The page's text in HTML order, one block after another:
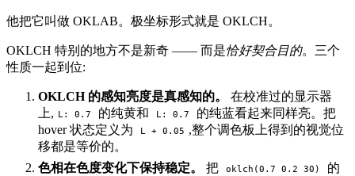
他把它叫做 OKLAB。极坐标形式就是 OKLCH。
OKLCH 特别的地方不是新奇 —— 而是恰好契合目的。三个
性质一起到位:
OKLCH 的感知亮度是真感知的。
在校准过的显示器
上,
L: 0.7 的纯黄和 L: 0.7
的纯蓝看起来同样亮。把
hover 状态定义为
L + 0.05 ,整个调色板上得到的视觉位
移都是等价的。
色相在色度变化下保持稳定。
把 oklch(0.7 0.2 30)
的